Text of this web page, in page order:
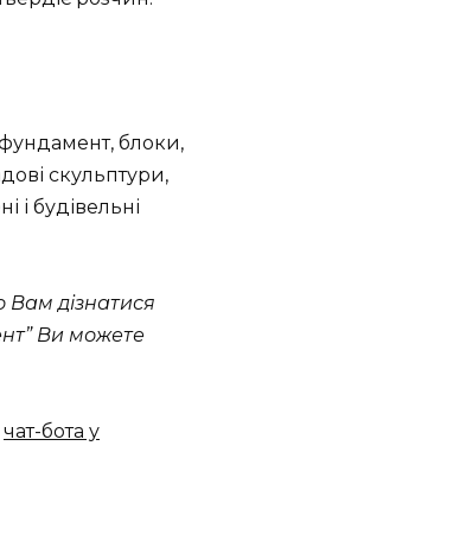
блоки,
скульптури,
і будівельні
Вам дізнатися
Ви можете
чат-бота у